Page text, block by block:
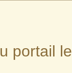
portail